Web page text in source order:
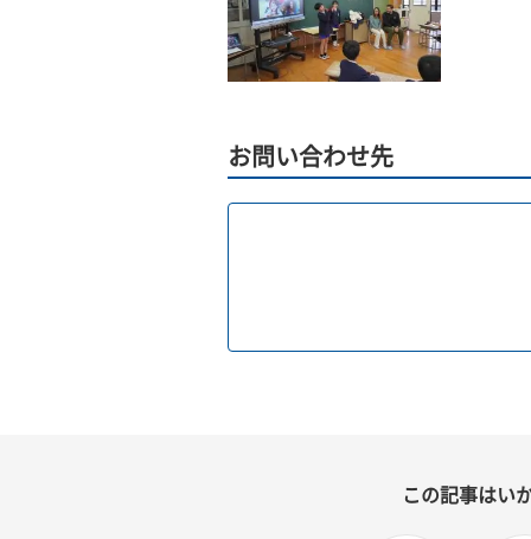
お問い合わせ先
この記事はい